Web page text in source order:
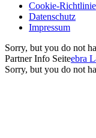
Cookie-Richtlinie
Datenschutz
Impressum
Skip
to
content
Sorry, but you do not
Partner Info Seiteebra
Sorry, but you do not